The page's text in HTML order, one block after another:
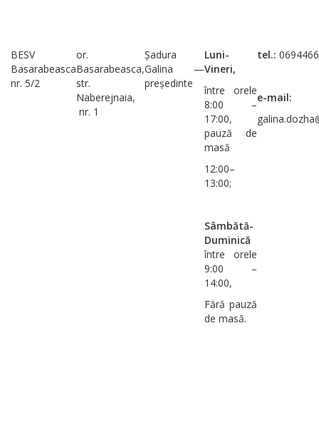
BESV
Basarabeasca
nr. 5/2
or.
Basarabeasca,
str.
Naberejnaia,
nr. 1
Șadura
Galina —
președinte
Luni-
Vineri,
între orele
8:00 –
17:00,
pauză de
masă
12:00–
13:00;
Sâmbătă-
Duminică
între orele
9:00 –
14:00,
Fără pauză
de masă.
tel.:
e-mail: